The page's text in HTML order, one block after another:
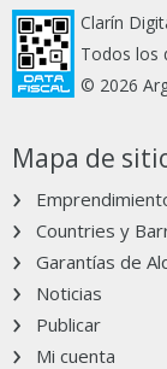
Clarín
Todos los
© 2026
Mapa de
Countries y
Garantías de
Noticias
Publicar
Mi cuenta